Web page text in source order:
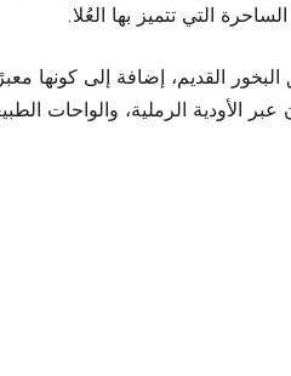
التي تتميز بها العُلا.
القديم، إضافة إلى كونها
الرملية، والواحات